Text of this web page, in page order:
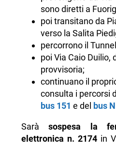
sono diretti a
poi transitano da
verso la Salita
percorrono il
poi Via Caio Duilio,
provvisoria;
continuano il
consulta i percorsi
bus 151 e del bus
Saràsospesa la
elettronica n. 2174in